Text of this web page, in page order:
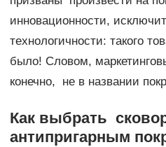
инновационности,
технологичности: такого
было! Словом,
конечно, не в названии
Как выбрать
антипригарным